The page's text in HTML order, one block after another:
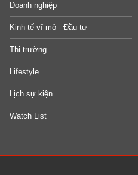
Doanh nghiệp
Kinh tế vĩ mô - Đầu tư
Thị trường
Lifestyle
Lịch sự kiện
Watch List